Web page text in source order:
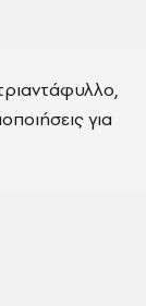
για